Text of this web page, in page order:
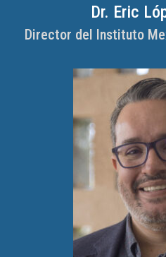
Dr. Eric
Director del Instituto